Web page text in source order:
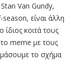
Van Gundy,
είναι άλλη
κοιτά τους
meme με τους
το σχήμα